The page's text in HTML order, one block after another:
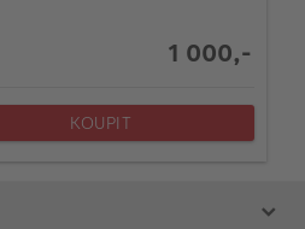
1 000,-
KOUPIT